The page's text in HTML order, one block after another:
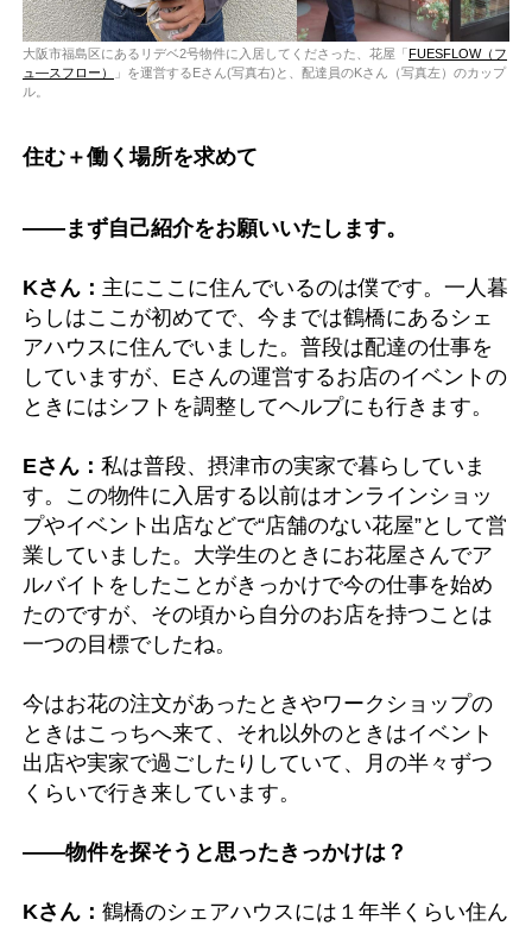
大阪市福島区にあるリデベ2号物件に入居してくださった、花屋「 FUESFLOW（フ
ュ―スフロー）
」を運営するEさん(写真右)と、配達員のKさん（写真左）のカップ
ル。
住む＋働く場所を求めて
――まず自己紹介をお願いいたします。
Kさん： 主にここに住んでいるのは僕です。一人暮
らしはここが初めてで、今までは鶴橋にあるシェ
アハウスに住んでいました。普段は配達の仕事を
していますが、Eさんの運営するお店のイベントの
ときにはシフトを調整してヘルプにも行きます。
Eさん： 私は普段、摂津市の実家で暮らしていま
す。この物件に入居する以前はオンラインショッ
プやイベント出店などで“店舗のない花屋”として営
業していました。大学生のときにお花屋さんでア
ルバイトをしたことがきっかけで今の仕事を始め
たのですが、その頃から自分のお店を持つことは
一つの目標でしたね。
今はお花の注文があったときやワークショップの
ときはこっちへ来て、それ以外のときはイベント
出店や実家で過ごしたりしていて、月の半々ずつ
くらいで行き来しています。
――物件を探そうと思ったきっかけは？
Kさん： 鶴橋のシェアハウスには１年半くらい住ん